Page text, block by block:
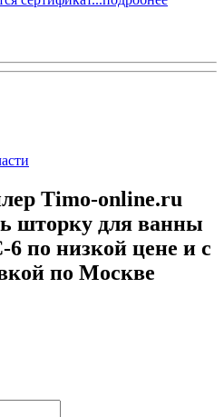
Timo-online.ru
шторку для ванны
по низкой цене и с
по Москве